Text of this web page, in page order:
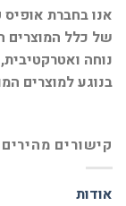
אנו בחברת אופיס
של כלל המוצרים
נוחה
בנוגע למוצרים
קישורים מהירים
אודות